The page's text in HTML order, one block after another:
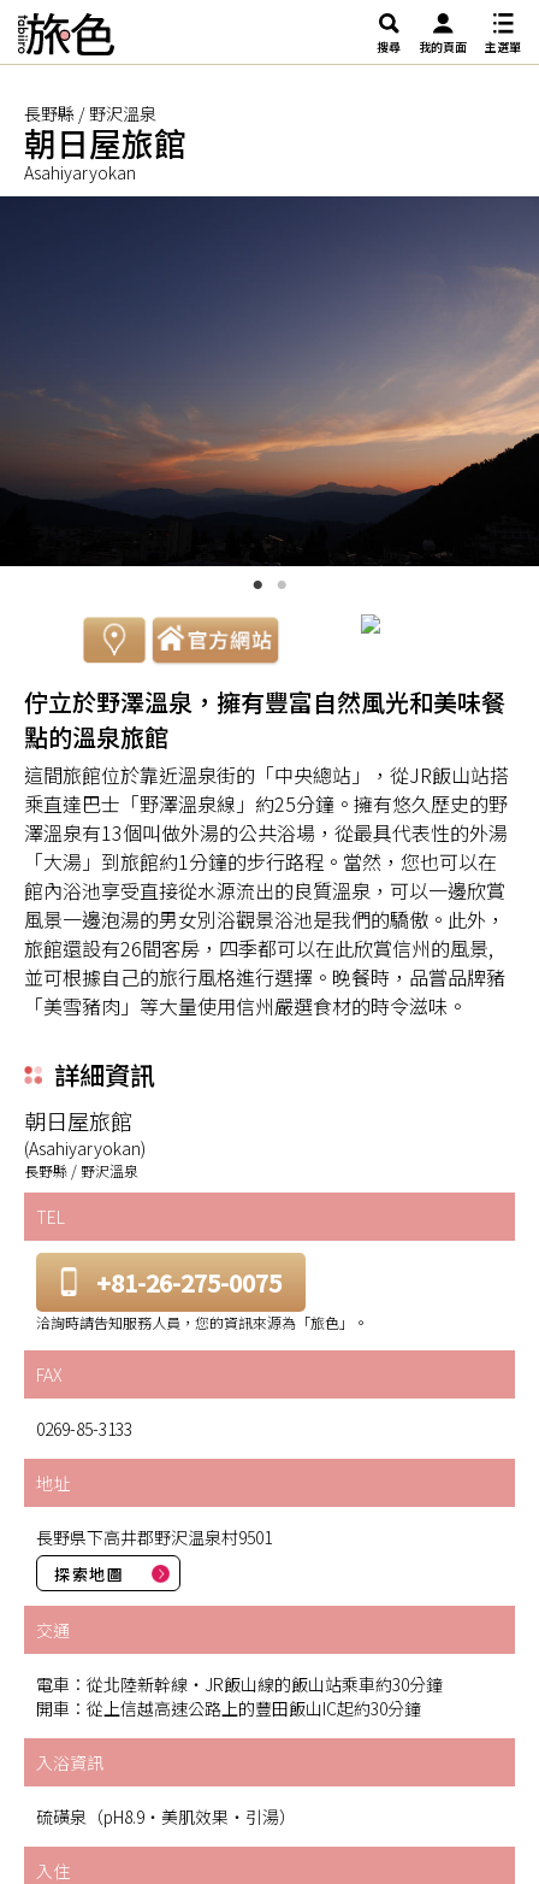
搜尋 我的頁面 主選單
長野縣 / 野沢溫泉
朝日屋旅館
Asahiyaryokan
佇立於野澤溫泉，擁有豐富自然風光和美味餐
點的溫泉旅館
這間旅館位於靠近溫泉街的「中央總站」，從JR飯山站搭
乘直達巴士「野澤溫泉線」約25分鐘。擁有悠久歷史的野
澤溫泉有13個叫做外湯的公共浴場，從最具代表性的外湯
「大湯」到旅館約1分鐘的步行路程。當然，您也可以在
館內浴池享受直接從水源流出的良質溫泉，可以一邊欣賞
風景一邊泡湯的男女別浴觀景浴池是我們的驕傲。此外，
旅館還設有26間客房，四季都可以在此欣賞信州的風景,
並可根據自己的旅行風格進行選擇。晚餐時，品嘗品牌豬
「美雪豬肉」等大量使用信州嚴選食材的時令滋味。
詳細資訊
朝日屋旅館
(Asahiyaryokan)
長野縣 / 野沢溫泉
TEL
+81-26-275-0075
洽詢時請告知服務人員，您的資訊來源為「旅色」。
FAX
0269-85-3133
地址
長野県下高井郡野沢温泉村9501
探索地圖
交通
電車：從北陸新幹線・JR飯山線的飯山站乘車約30分鐘
開車：從上信越高速公路上的豐田飯山IC起約30分鐘
入浴資訊
硫磺泉（pH8.9・美肌效果・引湯）
入住